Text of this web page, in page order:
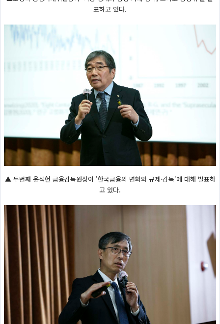
표하고 있다.
▲ 두번째 윤석헌 금융감독원장이 '한국금융의 변화와 규제·감독'에 대해 발표하
고 있다.